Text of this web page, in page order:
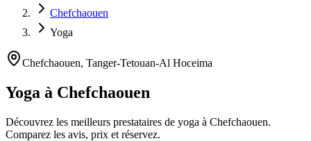
Chefchaouen
Yoga
Chefchaouen, Tanger-Tetouan-Al Hoceima
Yoga à Chefchaouen
Découvrez les meilleurs prestataires de yoga à Chefchaouen.
Comparez les avis, prix et réservez.